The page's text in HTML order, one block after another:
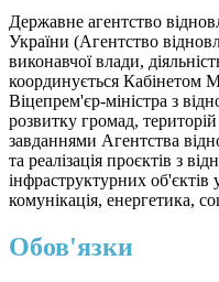
Державне агентство
України (Агентство
виконавчої влади,
координується Кабінетом
Віцепрем'єр-міністра з
розвитку громад,
завданнями Агентства
та реалізація проєктів з
інфраструктурних об'єктів
комунікація, енергетика,
Обов'язки